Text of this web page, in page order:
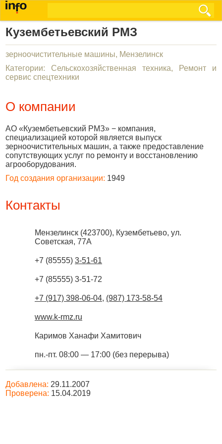
Кузембетьевский РМЗ
зерноочистительные машины, Мензелинск
Категории: Сельскохозяйственная техника, Ремонт и
сервис спецтехники
О компании
АО «Кузембетьевский РМЗ» − компания,
специализацией которой является выпуск
зерноочистительных машин, а также предоставление
сопутствующих услуг по ремонту и восстановлению
агрооборудования.
Год создания организации: 1949
Контакты
Мензелинск (423700), Кузембетьево, ул.
Советская, 77А
+7 (85555) 3-51-61
+7 (85555) 3-51-72
+7 (917) 398-06-04, (987) 173-58-54
www.k-rmz.ru
Каримов Ханафи Хамитович
пн.-пт. 08:00 — 17:00 (без перерыва)
Добавлена: 29.11.2007
Проверена: 15.04.2019